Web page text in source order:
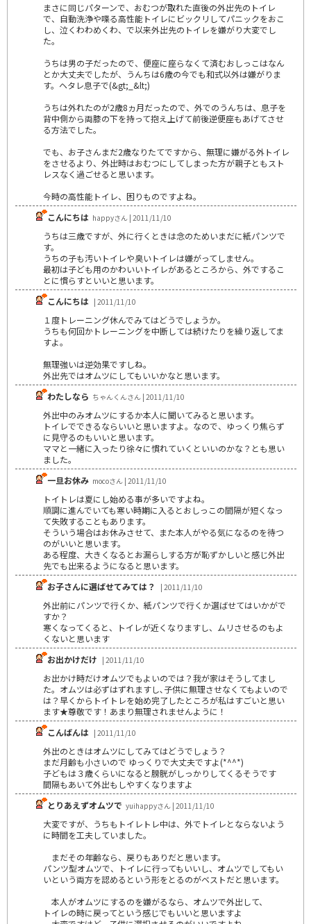
まさに同じパターンで、おむつが取れた直後の外出先のトイレ
で、自動洗浄や喋る高性能トイレにビックリしてパニックをおこ
し、泣くわわめくわ、で以来外出先のトイレを嫌がり大変でし
た。
うちは男の子だったので、便座に座らなくて済むおしっこはなん
とか大丈夫でしたが、うんちは6歳の今でも和式以外は嫌がりま
す。ヘタレ息子で(&gt;_&lt;)
うちは外れたのが2歳8ヵ月だったので、外でのうんちは、息子を
背中側から両膝の下を持って抱え上げて前後逆便座もあげてさせ
る方法でした。
でも、お子さんまだ2歳なりたてですから、無理に嫌がる外トイレ
をさせるより、外出時はおむつにしてしまった方が親子ともスト
レスなく過ごせると思います。
今時の高性能トイレ、困りものですよね。
こんにちは happyさん | 2011/11/10
うちは三歳ですが、外に行くときは念のためいまだに紙パンツで
す。
うちの子も汚いトイレや臭いトイレは嫌がってしません。
最初は子ども用のかわいいトイレがあるところから、外でするこ
とに慣らすといいと思います。
こんにちは | 2011/11/10
１度トレーニング休んでみてはどうでしょうか。
うちも何回かトレーニングを中断しては続けたりを繰り返してま
すよ。
無理強いは逆効果ですしね。
外出先ではオムツにしてもいいかなと思います。
わたしなら ちゃんくんさん | 2011/11/10
外出中のみオムツにするか本人に聞いてみると思います。
トイレでできるならいいと思いますよ。なので、ゆっくり焦らず
に見守るのもいいと思います。
ママと一緒に入ったり徐々に慣れていくといいのかな？とも思い
ました。
一旦お休み mocoさん | 2011/11/10
トイトレは夏にし始める事が多いですよね。
順調に進んでいても寒い時期に入るとおしっこの間隔が短くなっ
て失敗することもあります。
そういう場合はお休みさせて、また本人がやる気になるのを待つ
のがいいと思います。
ある程度、大きくなるとお漏らしする方が恥ずかしいと感じ外出
先でも出来るようになると思います。
お子さんに選ばせてみては？
| 2011/11/10
外出前にパンツで行くか、紙パンツで行くか選ばせてはいかがで
すか？
寒くなってくると、トイレが近くなりますし、ムリさせるのもよ
くないと思います
お出かけだけ | 2011/11/10
お出かけ時だけオムツでもよいのでは？我が家はそうしてまし
た。オムツは必ずはずれますし､子供に無理させなくてもよいので
は？早くからトイトレを始め完了したところが私はすごいと思い
ます★尊敬です！あまり無理されませんように！
こんばんは | 2011/11/10
外出のときはオムツにしてみてはどうでしょう？
まだ月齢も小さいので ゆっくりで大丈夫ですよ(*^^*)
子どもは３歳くらいになると膀胱がしっかりしてくるそうです
間隔もあいて外出もしやすくなりますよ
とりあえずオムツで yuihappyさん | 2011/11/10
大変ですが、うちもトイレトレ中は、外でトイレとならないよう
に時間を工夫していました。
まだその年齢なら、戻りもありだと思います。
パンツ型オムツで、トイレに行ってもいいし、オムツでしてもい
いという両方を認めるという形をとるのがベストだと思います。
本人がオムツにするのを嫌がるなら、オムツで外出して、
トイレの時に戻ってという感じでもいいと思いますよ